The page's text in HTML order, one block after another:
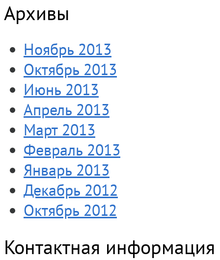
Архивы
Ноябрь 2013
Октябрь 2013
Июнь 2013
Апрель 2013
Март 2013
Февраль 2013
Январь 2013
Декабрь 2012
Октябрь 2012
Контактная информация